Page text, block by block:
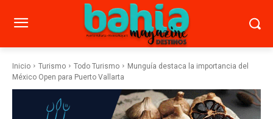
Inicio Turismo Todo Turismo
Munguía destaca la importancia del
México Open para Puerto Vallarta